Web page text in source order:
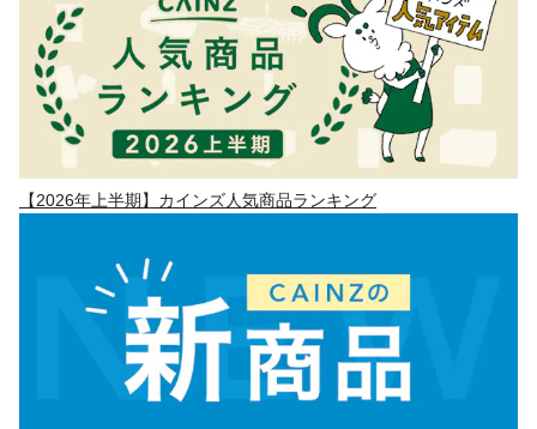
【2026年上半期】カインズ人気商品ランキング